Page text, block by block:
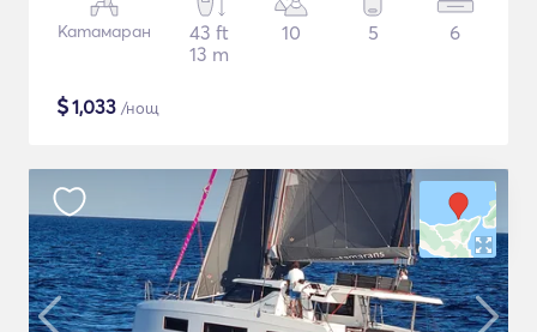
Катамаран
43 ft
13 m
10 5 6
$1,033 /нощ